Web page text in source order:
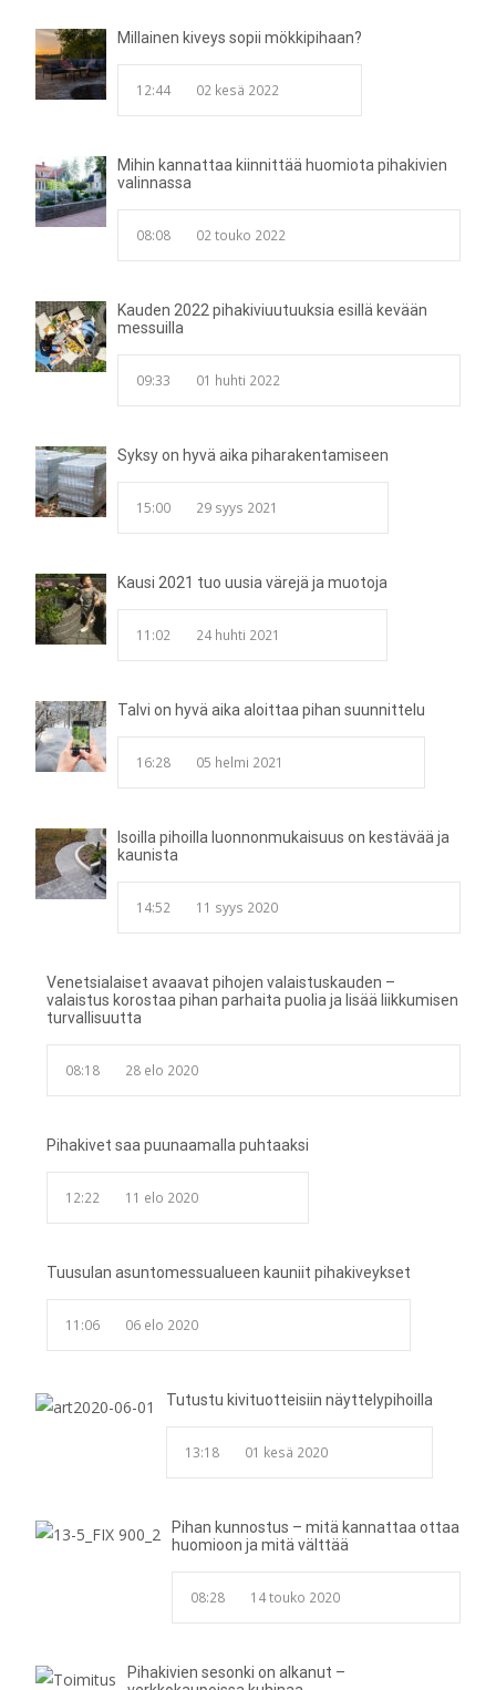
Millainen kiveys sopii mökkipihaan?
12:44 02 kesä 2022
Mihin kannattaa kiinnittää huomiota pihakivien
valinnassa
08:08 02 touko 2022
Kauden 2022 pihakiviuutuuksia esillä kevään
messuilla
09:33 01 huhti 2022
Syksy on hyvä aika piharakentamiseen
15:00 29 syys 2021
Kausi 2021 tuo uusia värejä ja muotoja
11:02 24 huhti 2021
Talvi on hyvä aika aloittaa pihan suunnittelu
16:28 05 helmi 2021
Isoilla pihoilla luonnonmukaisuus on kestävää ja
kaunista
14:52 11 syys 2020
Venetsialaiset avaavat pihojen valaistuskauden –
valaistus korostaa pihan parhaita puolia ja lisää liikkumisen
turvallisuutta
08:18 28 elo 2020
Pihakivet saa puunaamalla puhtaaksi
12:22 11 elo 2020
Tuusulan asuntomessualueen kauniit pihakiveykset
11:06 06 elo 2020
Tutustu kivituotteisiin näyttelypihoilla
13:18 01 kesä 2020
Pihan kunnostus – mitä kannattaa ottaa
huomioon ja mitä välttää
08:28 14 touko 2020
Pihakivien sesonki on alkanut –